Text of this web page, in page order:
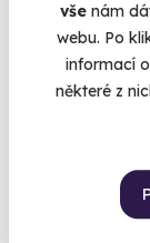
vše nám
webu. Po
informací
některé z
AKCE